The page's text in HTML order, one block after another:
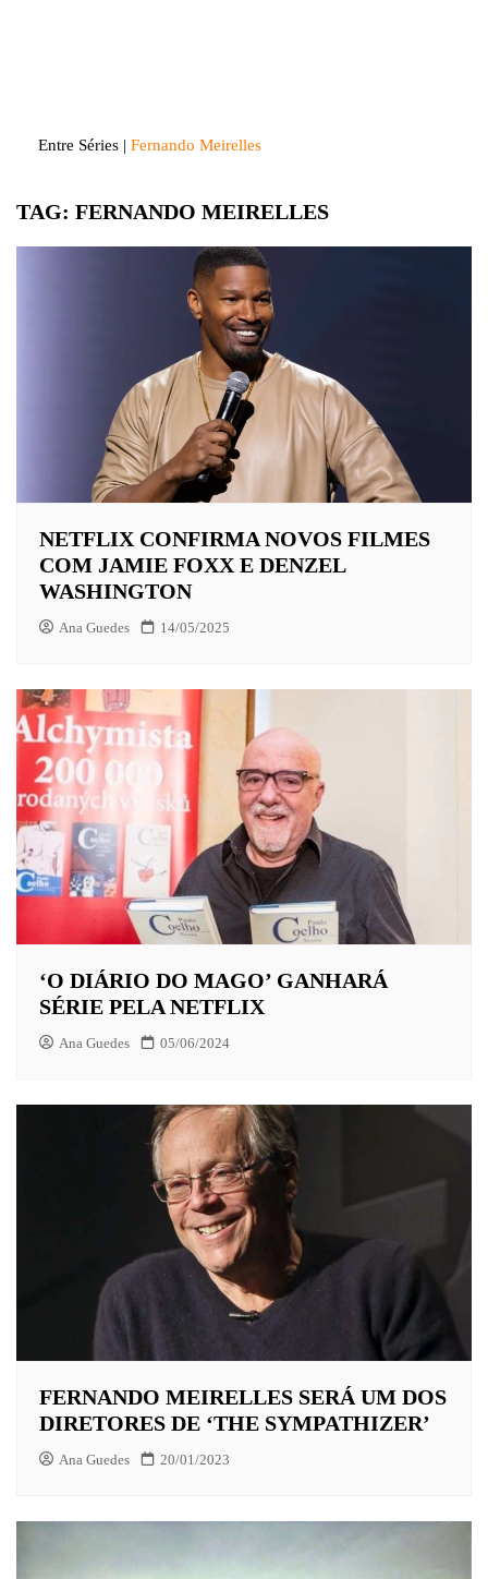
Entre Séries | Fernando Meirelles
TAG: FERNANDO MEIRELLES
NETFLIX CONFIRMA NOVOS FILMES
COM JAMIE FOXX E DENZEL
WASHINGTON
Ana Guedes 14/05/2025
‘O DIÁRIO DO MAGO’ GANHARÁ
SÉRIE PELA NETFLIX
Ana Guedes 05/06/2024
FERNANDO MEIRELLES SERÁ UM DOS
DIRETORES DE ‘THE SYMPATHIZER’
Ana Guedes 20/01/2023